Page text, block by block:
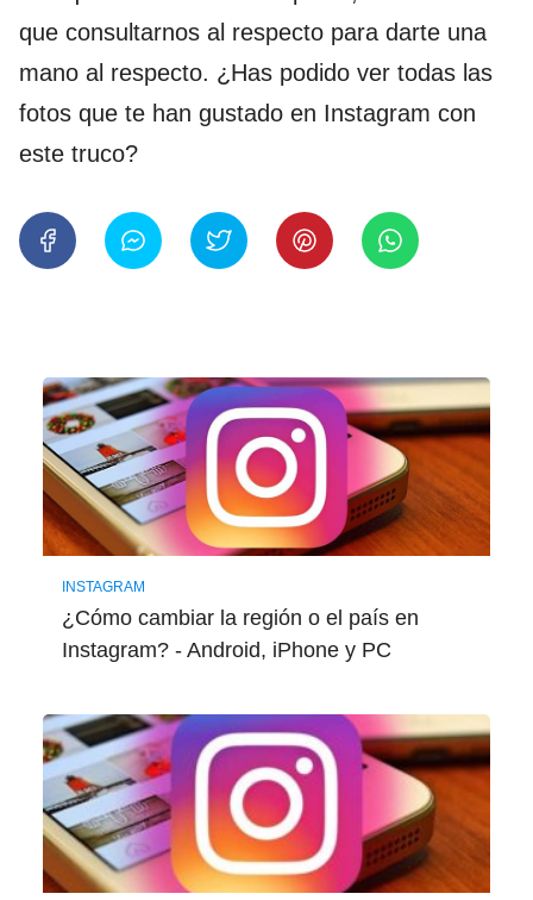
que consultarnos al respecto para darte una
mano al respecto. ¿Has podido ver todas las
fotos que te han gustado en Instagram con
este truco?
INSTAGRAM
¿Cómo cambiar la región o el país en
Instagram? - Android, iPhone y PC